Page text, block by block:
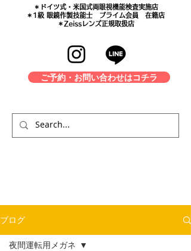
＊​ドイツ式・米国式両眼視機能検査実施店
​＊1級 眼鏡作製技能士 プライム会員 在籍店
＊Zeissレンズ正規取扱店
ご予約・お問い合わせはコチラ
ブログ
夜間運転用メガネ